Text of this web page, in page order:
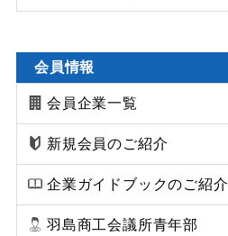
会員情報
会員企業一覧
新規会員のご紹介
企業ガイドブックのご紹介
羽島商工会議所青年部